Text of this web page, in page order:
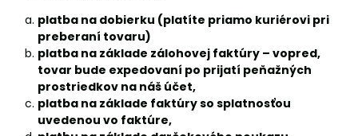
platba na dobierku (platíte priamo kuriérovi pri
preberaní tovaru)
platba na základe zálohovej faktúry – vopred,
tovar bude expedovaní po prijatí peňažných
prostriedkov na náš účet,
platba na základe faktúry so splatnosťou
uvedenou vo faktúre,